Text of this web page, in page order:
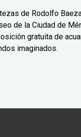
de Rodolfo
de la Ciudad de
gratuita de
imaginados.